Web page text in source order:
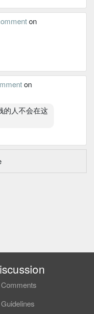
on
on
的人不会在这
Comments
Guidelines